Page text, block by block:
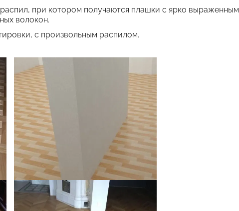
при котором получаются плашки с ярко выраженным
волокон.
с произвольным распилом.